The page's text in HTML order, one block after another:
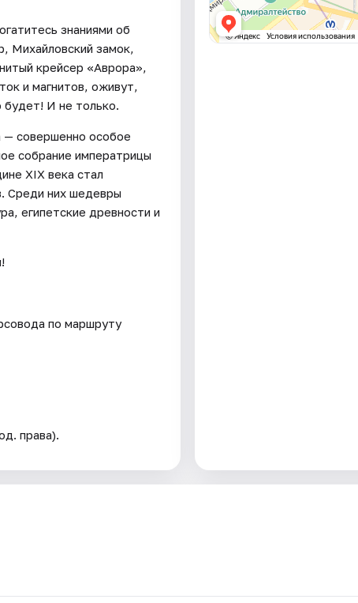
знаниями об
Михайловский замок,
крейсер «Аврора»,
и магнитов, оживут,
будет! И не только.
— совершенно особое
собрание императрицы
XIX века стал
Среди них шедевры
египетские древности и
по маршруту
права).